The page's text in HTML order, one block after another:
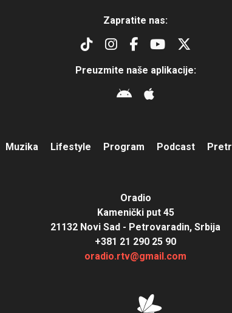
Zapratite nas:
Preuzmite naše aplikacije:
Muzika Lifestyle Program Podcast
Oradio
Kamenički put 45
21132 Novi Sad - Petrovaradin, Srbija
+381 21 290 25 90
oradio.rtv@gmail.com